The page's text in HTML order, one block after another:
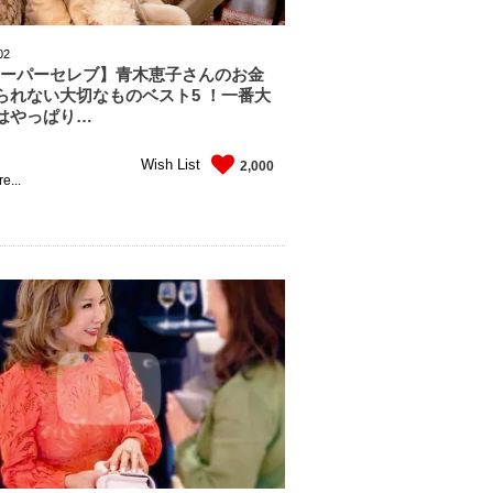
パーセレブ】青木恵子さんのお金
れない大切なものベスト5 ！一番大
やっぱり…
2,000
Wish List